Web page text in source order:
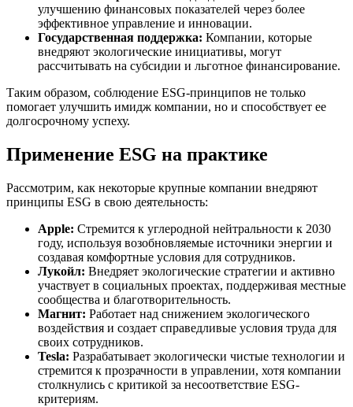
улучшению финансовых показателей через более
эффективное управление и инновации.
Государственная поддержка: Компании, которые
внедряют экологические инициативы, могут
рассчитывать на субсидии и льготное финансирование.
Таким образом, соблюдение ESG-принципов не только
помогает улучшить имидж компании, но и способствует ее
долгосрочному успеху.
Применение ESG на практике
Рассмотрим, как некоторые крупные компании внедряют
принципы ESG в свою деятельность:
Apple: Стремится к углеродной нейтральности к 2030
году, используя возобновляемые источники энергии и
создавая комфортные условия для сотрудников.
Лукойл: Внедряет экологические стратегии и активно
участвует в социальных проектах, поддерживая местные
сообщества и благотворительность.
Магнит: Работает над снижением экологического
воздействия и создает справедливые условия труда для
своих сотрудников.
Tesla: Разрабатывает экологически чистые технологии и
стремится к прозрачности в управлении, хотя компании
столкнулись с критикой за несоответствие ESG-
критериям.